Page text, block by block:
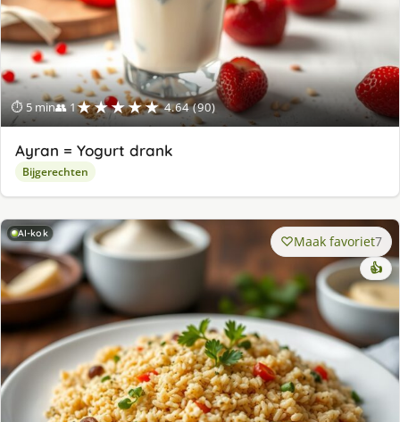
⏱ 5 min👥 1★★★★★ 4.64 (90)
Ayran = Yogurt drank
Bijgerechten
AI-kok Maak favoriet7
👍